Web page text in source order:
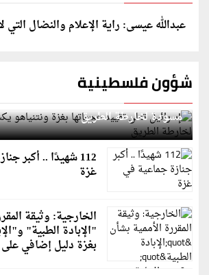
عبدالله عيسى: راية الإعلام والنضال التي
شؤون فلسطينية
إسرائيل تعلن تقييد هجماتها بغزة
مسودة لخارطة الطريق
112 شهيدًا .. أكبر
غزة
الخارجية: وثيقة
"الإبادة الطبية"
بغزة دليل إضافي على